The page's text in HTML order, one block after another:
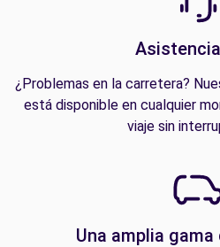
¿Problemas en la carretera?
está disponible en cualquier
viaje sin
Una amplia